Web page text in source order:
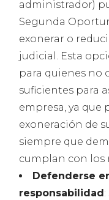
administrador)
Segunda
exonerar o
judicial. Esta
para quienes no
suficientes para
empresa, ya que
exoneración de
siempre que
cumplan con los
Defenderse
responsabilidad